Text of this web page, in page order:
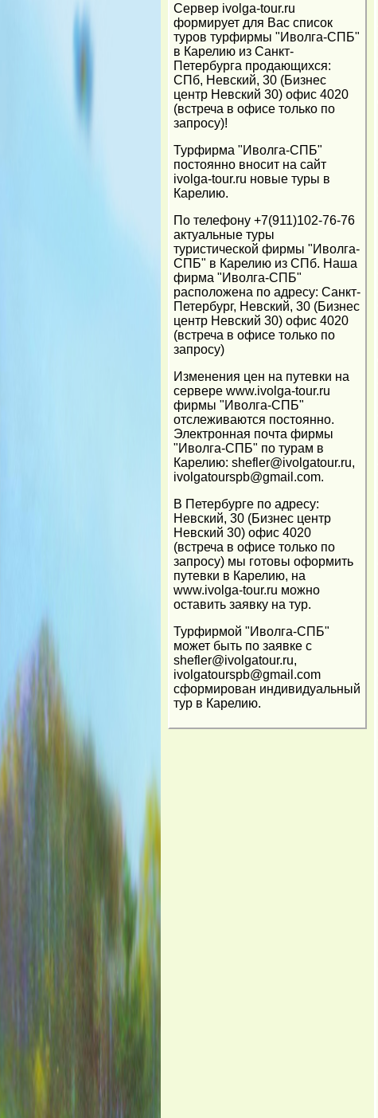
Cервер ivolga-tour.ru
формирует для Вас список
туров турфирмы "Иволга-СПБ"
в Карелию из Санкт-
Петербурга продающихся:
СПб, Невский, 30 (Бизнес
центр Невский 30) офис 4020
(встреча в офисе только по
запросу)!
Турфирма "Иволга-СПБ"
постоянно вносит на сайт
ivolga-tour.ru новые туры в
Карелию.
По телефону +7(911)102-76-76
актуальные туры
туристической фирмы "Иволга-
СПБ" в Карелию из СПб. Наша
фирма "Иволга-СПБ"
расположена по адресу: Санкт-
Петербург, Невский, 30 (Бизнес
центр Невский 30) офис 4020
(встреча в офисе только по
запросу)
Изменения цен на путевки на
сервере www.ivolga-tour.ru
фирмы "Иволга-СПБ"
отслеживаются постоянно.
Электронная почта фирмы
"Иволга-СПБ" по турам в
Карелию: shefler@ivolgatour.ru,
ivolgatourspb@gmail.com.
В Петербурге по адресу:
Невский, 30 (Бизнес центр
Невский 30) офис 4020
(встреча в офисе только по
запросу) мы готовы оформить
путевки в Карелию, на
www.ivolga-tour.ru можно
оставить заявку на тур.
Турфирмой "Иволга-СПБ"
может быть по заявке с
shefler@ivolgatour.ru,
ivolgatourspb@gmail.com
сформирован индивидуальный
тур в Карелию.